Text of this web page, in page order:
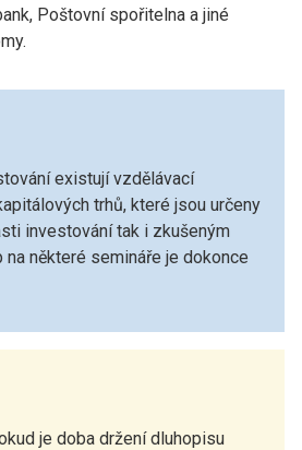
Poštovní spořitelna a jiné
existují vzdělávací
trhů, které jsou určeny
investování tak i zkušeným
některé semináře je dokonce
je doba držení dluhopisu